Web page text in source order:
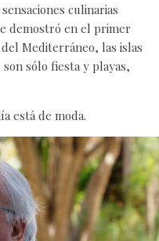
culinarias
demostró en el primer
Mediterráneo, las islas
sólo fiesta y playas,
está de moda.